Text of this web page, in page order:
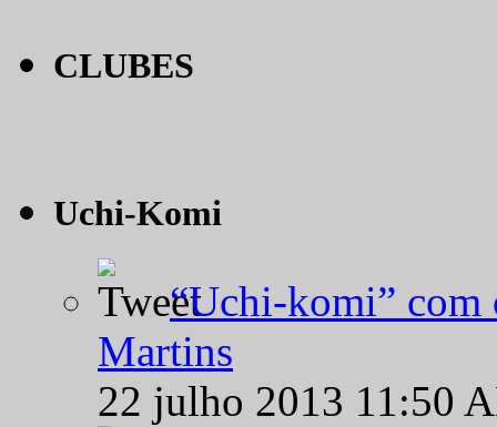
CLUBES
Uchi-Komi
“Uchi-komi” com
Martins
22 julho 2013 11:50